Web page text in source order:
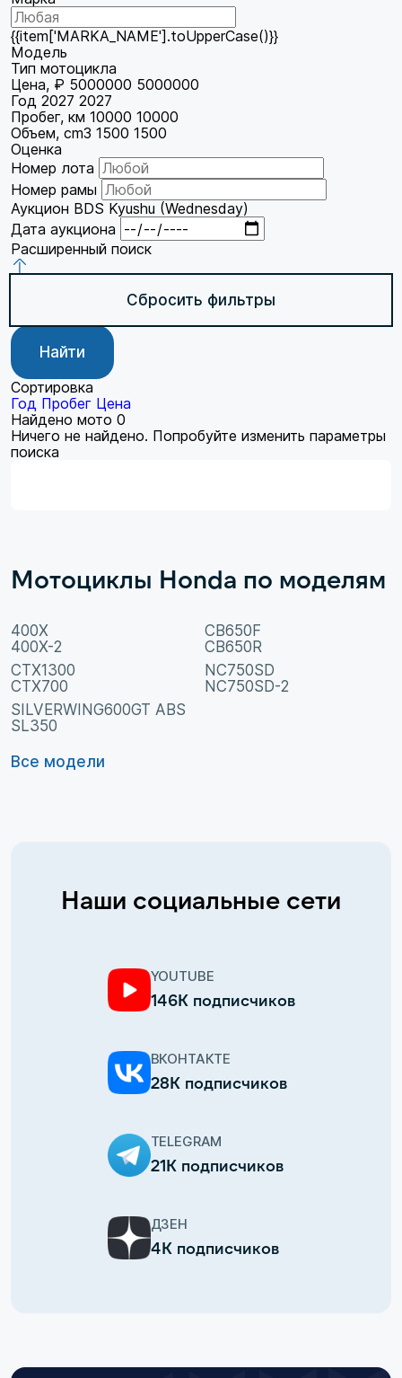
{{item['MARKA_NAME'].toUpperCase()}}
Модель
Тип мотоцикла
Цена, ₽ 5000000 5000000
Год 2027 2027
Пробег, км 10000 10000
Объем, cm3 1500 1500
Оценка
Номер лота
Номер рамы
Аукцион BDS Kyushu (Wednesday)
Дата аукциона
Расширенный поиск
Сбросить фильтры
Найти
Сортировка
Год Пробег Цена
Найдено мото 0
Ничего не найдено. Попробуйте изменить параметры
поиска
Мотоциклы Honda по моделям
400X
400X-2
CB650F
CB650R
CTX1300
CTX700
NC750SD
NC750SD-2
SILVERWING600GT ABS
SL350
Все модели
Наши социальные сети
YOUTUBE
146К подписчиков
ВКОНТАКТЕ
28К подписчиков
TELEGRAM
21К подписчиков
ДЗЕН
4К подписчиков